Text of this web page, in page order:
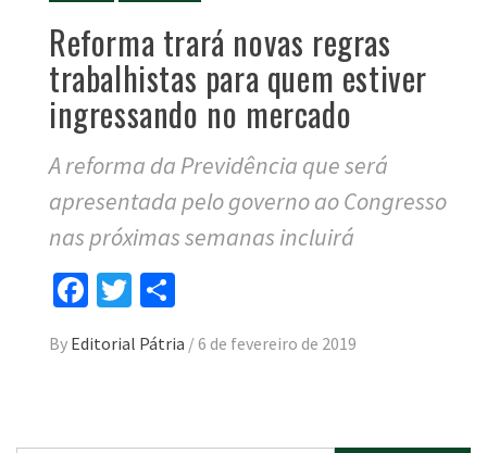
Reforma trará novas regras
trabalhistas para quem estiver
ingressando no mercado
A reforma da Previdência que será
apresentada pelo governo ao Congresso
nas próximas semanas incluirá
Facebook
Twitter
By Editorial Pátria /6 de fevereiro de 2019